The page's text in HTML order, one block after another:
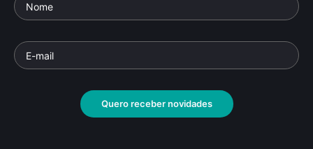
Aruanda Visto Por
Linduarte Noronha
Quero receber novidades